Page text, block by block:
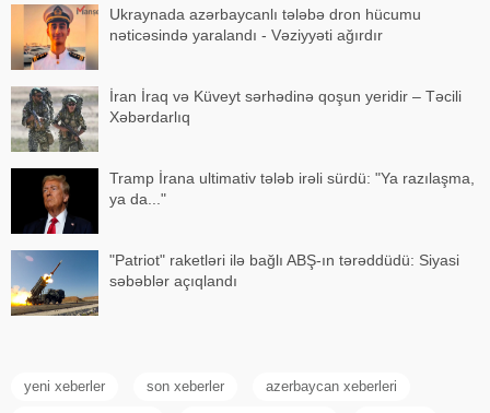
Ukraynada azərbaycanlı tələbə dron hücumu
nəticəsində yaralandı - Vəziyyəti ağırdır
İran İraq və Küveyt sərhədinə qoşun yeridir – Təcili
Xəbərdarlıq
Tramp İrana ultimativ tələb irəli sürdü: "Ya razılaşma,
ya da..."
"Patriot" raketləri ilə bağlı ABŞ-ın tərəddüdü: Siyasi
səbəblər açıqlandı
yeni xeberler son xeberler azerbaycan xeberleri